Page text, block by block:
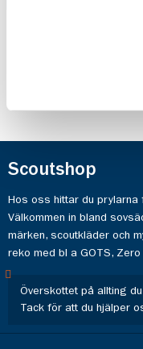
Scoutshop
Hos oss hittar du prylarna
Välkommen in bland
märken, scoutkläder och
reko med bl a GOTS,
Överskottet på allting
Tack för att du hjälper